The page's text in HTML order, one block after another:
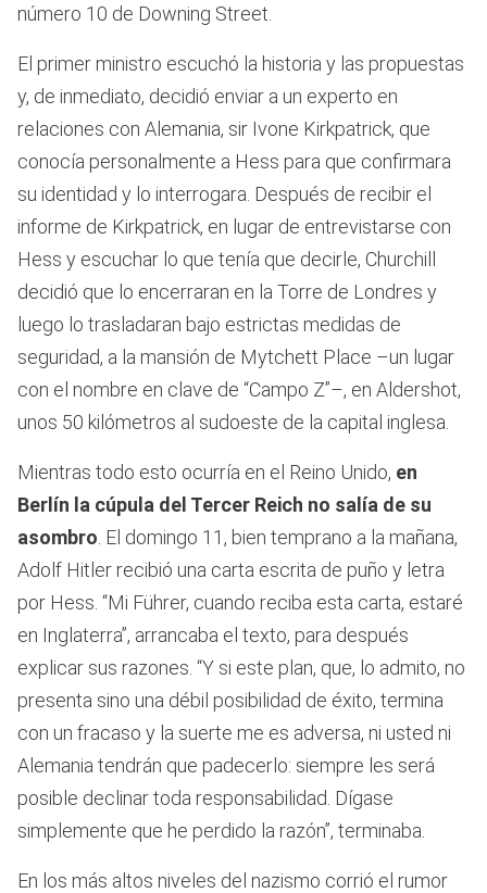
número 10 de Downing Street.
El primer ministro escuchó la historia y las propuestas
y, de inmediato, decidió enviar a un experto en
relaciones con Alemania, sir Ivone Kirkpatrick, que
conocía personalmente a Hess para que confirmara
su identidad y lo interrogara. Después de recibir el
informe de Kirkpatrick, en lugar de entrevistarse con
Hess y escuchar lo que tenía que decirle, Churchill
decidió que lo encerraran en la Torre de Londres y
luego lo trasladaran bajo estrictas medidas de
seguridad, a la mansión de Mytchett Place –un lugar
con el nombre en clave de “Campo Z”–, en Aldershot,
unos 50 kilómetros al sudoeste de la capital inglesa.
Mientras todo esto ocurría en el Reino Unido, en
Berlín la cúpula del Tercer Reich no salía de su
asombro . El domingo 11, bien temprano a la mañana,
Adolf Hitler recibió una carta escrita de puño y letra
por Hess. “Mi Führer, cuando reciba esta carta, estaré
en Inglaterra”, arrancaba el texto, para después
explicar sus razones. “Y si este plan, que, lo admito, no
presenta sino una débil posibilidad de éxito, termina
con un fracaso y la suerte me es adversa, ni usted ni
Alemania tendrán que padecerlo: siempre les será
posible declinar toda responsabilidad. Dígase
simplemente que he perdido la razón”, terminaba.
En los más altos niveles del nazismo corrió el rumor